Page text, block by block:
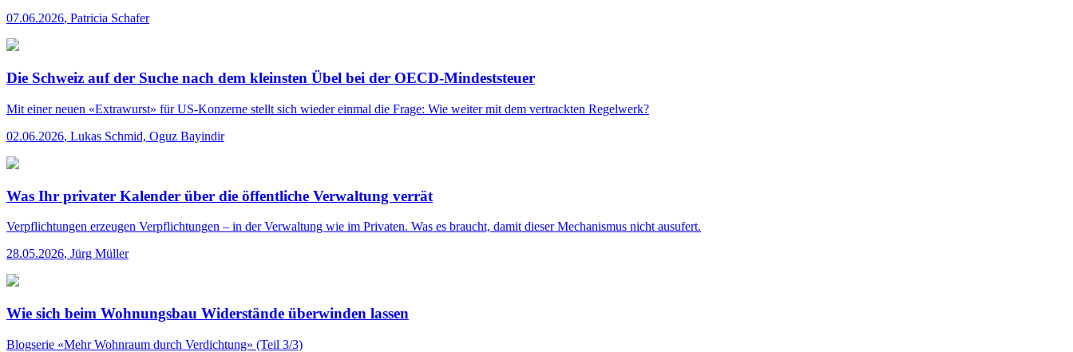
07.06.2026, Patricia Schafer
Die Schweiz auf der Suche nach dem kleinsten Übel bei der OECD-Mindeststeuer
Mit einer neuen «Extrawurst» für US-Konzerne stellt sich wieder einmal die Frage: Wie weiter mit dem vertrackten Regelwerk?
02.06.2026, Lukas Schmid, Oguz Bayindir
Was Ihr privater Kalender über die öffentliche Verwaltung verrät
Verpflichtungen erzeugen Verpflichtungen – in der Verwaltung wie im Privaten. Was es braucht, damit dieser Mechanismus nicht ausufert.
28.05.2026, Jürg Müller
Wie sich beim Wohnungsbau Widerstände überwinden lassen
Blogserie «Mehr Wohnraum durch Verdichtung» (Teil 3/3)